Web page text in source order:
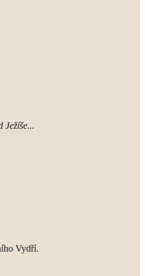
Ježíše...
Vydří.